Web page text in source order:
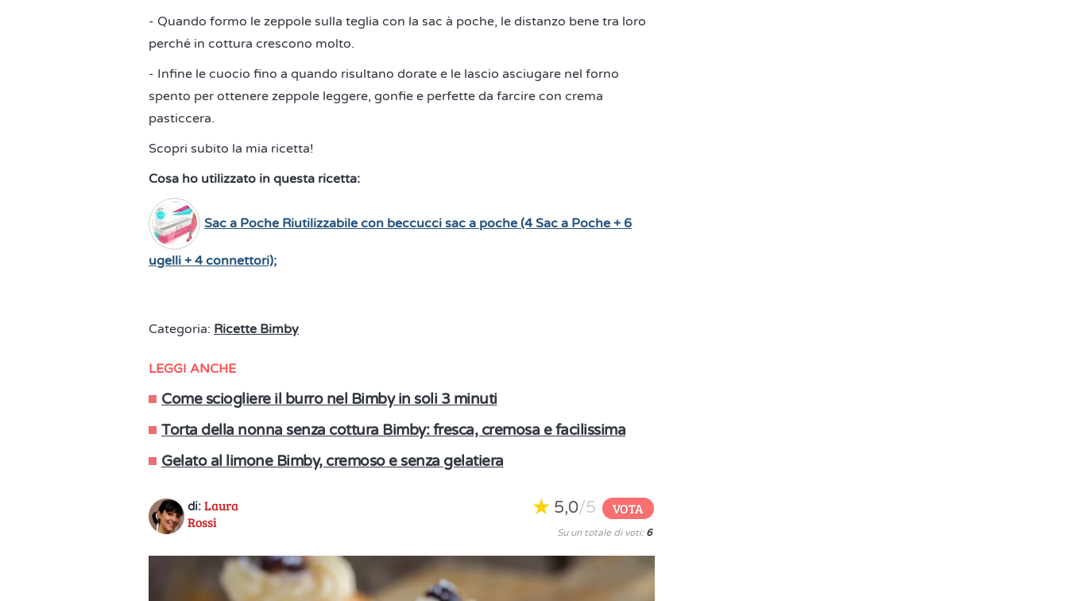
- Quando formo le zeppole sulla teglia con la sac à poche, le distanzo bene tra loro
perché in cottura crescono molto.
- Infine le cuocio fino a quando risultano dorate e le lascio asciugare nel forno
spento per ottenere zeppole leggere, gonfie e perfette da farcire con crema
pasticcera.
Scopri subito la mia ricetta!
Cosa ho utilizzato in questa ricetta:
Sac a Poche Riutilizzabile con beccucci sac a poche (4 Sac a Poche + 6
ugelli + 4 connettori);
Categoria: Ricette Bimby
LEGGI ANCHE
Come sciogliere il burro nel Bimby in soli 3 minuti
Torta della nonna senza cottura Bimby: fresca, cremosa e facilissima
Gelato al limone Bimby, cremoso e senza gelatiera
di: Laura
Rossi
5,0/5 VOTA
Su un totale di voti: 6